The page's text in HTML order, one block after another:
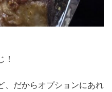
！
、だからオプションにあれ